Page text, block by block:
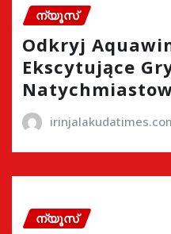
ന്യൂസ്
Odkryj
Ekscytujące
ന്യൂസ്